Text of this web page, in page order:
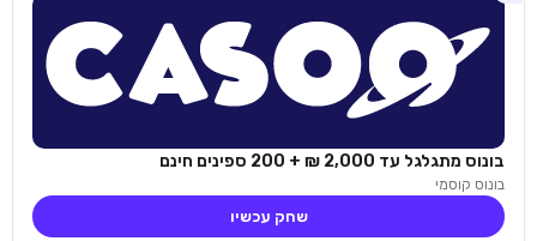
בונוס מתגלגל עד 2,000 ₪ + 200 ספינים חינם
בונוס קוסמי
שחק עכשיו